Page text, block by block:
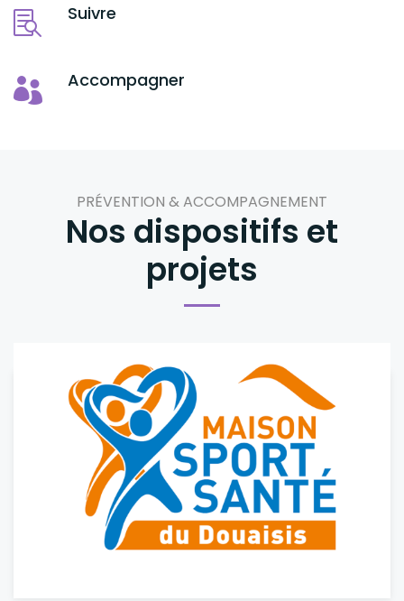
Suivre
Accompagner
PRÉVENTION & ACCOMPAGNEMENT
Nos dispositifs et
projets